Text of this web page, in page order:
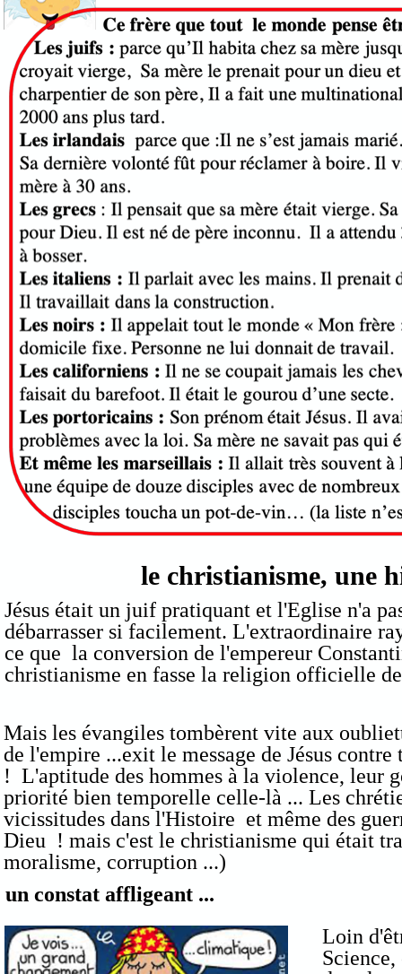
le christianisme, une
Jésus était un juif pratiquant et l'Eglise n'a
débarrasser si facilement. L'extraordinaire
ce que la conversion de l'empereur
christianisme en fasse la religion officielle
Mais les évangiles tombèrent vite aux
de l'empire ...exit le message de Jésus
! L'aptitude des hommes à la violence, leur
priorité bien temporelle celle-là ... Les
vicissitudes dans l'Histoire et même des
Dieu ! mais c'est le christianisme qui était
moralisme, corruption ...)
Loin
un constat affligeant ...